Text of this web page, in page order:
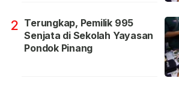
2 Terungkap, Pemilik 995
Senjata di Sekolah Yayasan
Pondok Pinang